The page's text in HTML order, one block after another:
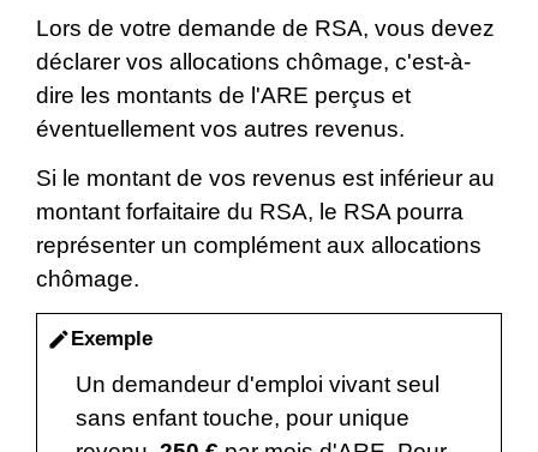
Lors de votre demande de RSA, vous devez
déclarer vos allocations chômage, c'est-à-
dire les montants de l'ARE perçus et
éventuellement vos autres revenus.
Si le montant de vos revenus est inférieur au
montant forfaitaire du RSA, le RSA pourra
représenter un complément aux allocations
chômage.
editExemple
Un demandeur d'emploi vivant seul
sans enfant touche, pour unique